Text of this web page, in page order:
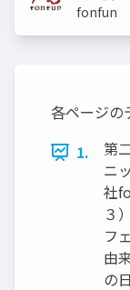
fonfun
各ページの
1.
第
ニ
社
３
フ
由
の